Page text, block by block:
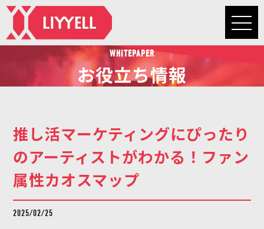
WHITEPAPER
お役立ち情報
推し活マーケティングにぴったり
のアーティストがわかる！ファン
属性カオスマップ
2025/02/25